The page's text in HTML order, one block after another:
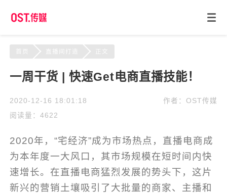
首页 直播间打造 正文
一周干货 | 快速Get电商直播技能！
2020-12-16 18:01:18
阅读量：4622
作者：OST传媒
2020年，“宅经济”成为市场热点，直播电商成
为本年度一大风口，其市场规模在短时间内快
速增长。在直播电商猛烈发展的势头下，这片
新兴的营销土壤吸引了大批量的商家、主播和